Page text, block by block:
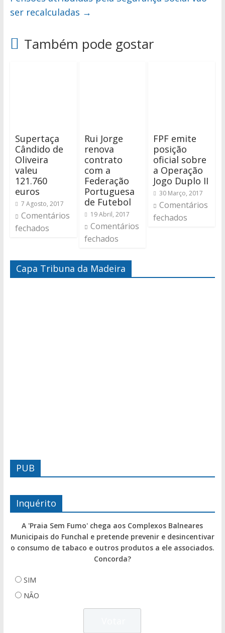
ser recalculadas →
Também pode gostar
Supertaça
Cândido de
Oliveira
valeu
121.760
euros
7 Agosto, 2017
Comentários
fechados
Rui Jorge
renova
contrato
com a
Federação
Portuguesa
de Futebol
19 Abril, 2017
Comentários
fechados
FPF emite
posição
oficial sobre
a Operação
Jogo Duplo II
30 Março, 2017
Comentários
fechados
Capa Tribuna da Madeira
PUB
Inquérito
A 'Praia Sem Fumo' chega aos Complexos Balneares
Municipais do Funchal e pretende prevenir e desincentivar
o consumo de tabaco e outros produtos a ele associados.
Concorda?
SIM
NÃO